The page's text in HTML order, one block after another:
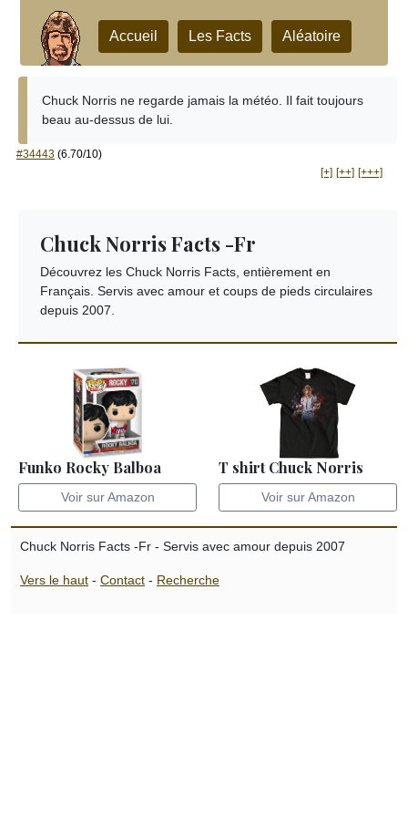
Accueil Les Facts Aléatoire
Chuck Norris ne regarde jamais la météo. Il fait toujours
beau au-dessus de lui.
#34443 (6.70/10)
[+] [++] [+++]
Chuck Norris Facts -Fr
Découvrez les Chuck Norris Facts, entièrement en
Français. Servis avec amour et coups de pieds circulaires
depuis 2007.
Funko Rocky Balboa
Voir sur Amazon
T shirt Chuck Norris
Voir sur Amazon
Chuck Norris Facts -Fr - Servis avec amour depuis 2007
Vers le haut - Contact - Recherche